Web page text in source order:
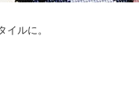
ルに。